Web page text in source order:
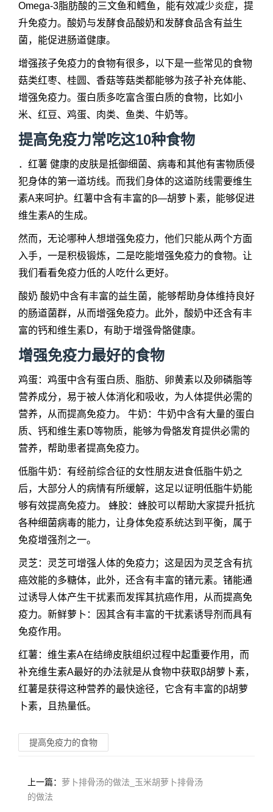
Omega-3脂肪酸的三文鱼和鳕鱼，能有效减少炎症，提
升免疫力。酸奶与发酵食品酸奶和发酵食品含有益生
菌，能促进肠道健康。
增强孩子免疫力的食物有很多，以下是一些常见的食物
菇类红枣、桂圆、香菇等菇类都能够为孩子补充体能、
增强免疫力。蛋白质多吃富含蛋白质的食物，比如小
米、红豆、鸡蛋、肉类、鱼类、牛奶等。
提高免疫力常吃这10种食物
．红薯 健康的皮肤是抵御细菌、病毒和其他有害物质侵
犯身体的第一道坊线。而我们身体的这道防线需要维生
素A来呵护。红薯中含有丰富的β—胡萝卜素，能够促进
维生素A的生成。
然而，无论哪种人想增强免疫力，他们只能从两个方面
入手，一是积极锻炼，二是吃能增强免疫力的食物。让
我们看看免疫力低的人吃什么更好。
酸奶 酸奶中含有丰富的益生菌，能够帮助身体维持良好
的肠道菌群，从而增强免疫力。此外，酸奶中还含有丰
富的钙和维生素D，有助于增强骨骼健康。
增强免疫力最好的食物
鸡蛋：鸡蛋中含有蛋白质、脂肪、卵黄素以及卵磷脂等
营养成分，易于被人体消化和吸收，为人体提供必需的
营养，从而提高免疫力。 牛奶：牛奶中含有大量的蛋白
质、钙和维生素D等物质，能够为骨骼发育提供必需的
营养，帮助患者提高免疫力。
低脂牛奶：有经前综合征的女性朋友进食低脂牛奶之
后，大部分人的病情有所缓解，这足以证明低脂牛奶能
够有效提高免疫力。 蜂胶：蜂胶可以帮助大家提升抵抗
各种细菌病毒的能力，让身体免疫系统达到平衡，属于
免疫增强剂之一。
灵芝：灵芝可增强人体的免疫力；这是因为灵芝含有抗
癌效能的多糖体，此外，还含有丰富的锗元素。锗能通
过诱导人体产生干扰素而发挥其抗癌作用，从而提高免
疫力。新鲜萝卜：因其含有丰富的干扰素诱导剂而具有
免疫作用。
红薯：维生素A在结缔皮肤组织过程中起重要作用，而
补充维生素A最好的办法就是从食物中获取β胡萝卜素，
红薯是获得这种营养的最快途径，它含有丰富的β胡萝
卜素，且热量低。
提高免疫力的食物
上一篇： 萝卜排骨汤的做法_玉米胡萝卜排骨汤
的做法